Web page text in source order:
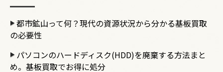
都市鉱山って何？現代の資源状況から分かる基板買取
の必要性
パソコンのハードディスク(HDD)を廃棄する方法まと
め。基板買取でお得に処分